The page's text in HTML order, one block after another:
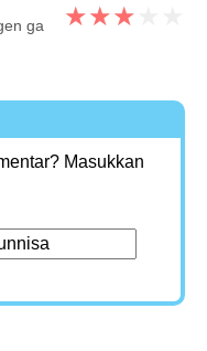
★★★
ga
Masukkan